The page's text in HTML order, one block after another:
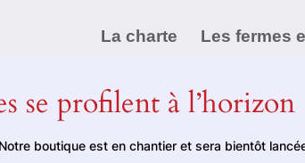
La charte Les fermes
se profilent à l’horizon
boutique est en chantier et sera bientôt